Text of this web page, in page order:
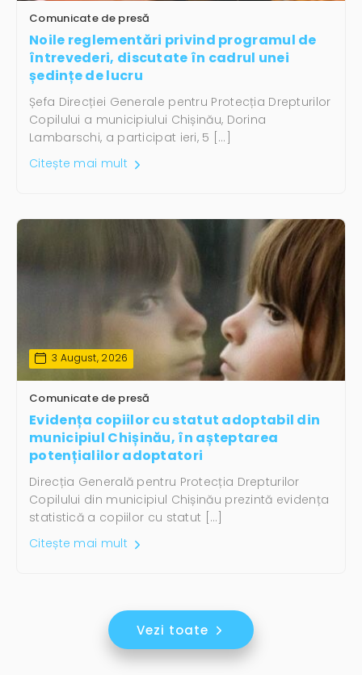
Comunicate de presă
Noile reglementări privind programul de
întrevederi, discutate în cadrul unei
ședințe de lucru
Șefa Direcției Generale pentru Protecția Drepturilor
Copilului a municipiului Chișinău, Dorina
Lambarschi, a participat ieri, 5 […]
Citește mai mult
3 August, 2026
Comunicate de presă
Evidența copiilor cu statut adoptabil din
municipiul Chișinău, în așteptarea
potențialilor adoptatori
Direcția Generală pentru Protecția Drepturilor
Copilului din municipiul Chișinău prezintă evidența
statistică a copiilor cu statut […]
Citește mai mult
Vezi toate